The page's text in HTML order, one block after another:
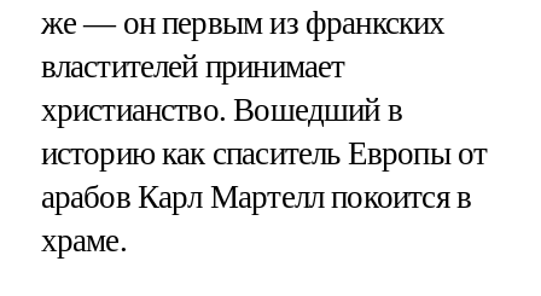
же — он первым из франкских
властителей принимает
христианство. Вошедший в
историю как спаситель Европы от
арабов Карл Мартелл покоится в
храме.